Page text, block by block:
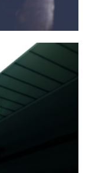
y de